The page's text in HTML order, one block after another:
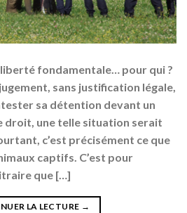
liberté fondamentale… pour qui ?
sans justification légale,
sa détention devant un
droit, une telle situation serait
c’est précisément ce que
captifs. C’est pour
que […]
LA LECTURE →